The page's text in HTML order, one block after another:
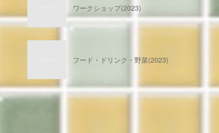
ワークショップ(2023)
フード・ドリンク・野菜(2023)